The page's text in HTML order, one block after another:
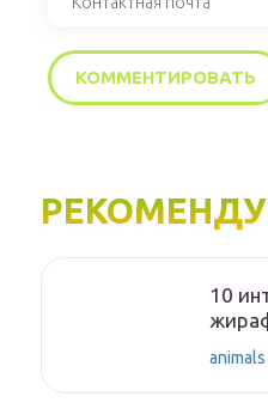
10
animals